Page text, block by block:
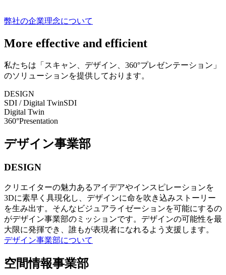
弊社の企業理念について
More effective and efficient
私たちは「スキャン、デザイン、360°プレゼンテーション」
のソリューションを提供しております。
DESIGN
SDI / Digital TwinSDI
Digital Twin
360°Presentation
デザイン事業部
DESIGN
クリエイターの魅力あるアイデアやインスピレーションを
3Dに素早く具現化し、デザインに命を吹き込みストーリー
を生み出す。そんなビジュアライゼーションを可能にするの
がデザイン事業部のミッションです。デザインの可能性を最
大限に発揮でき、誰もが表現者になれるよう支援します。
デザイン事業部について
空間情報事業部